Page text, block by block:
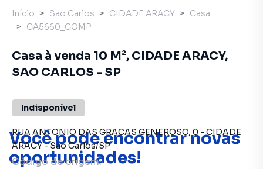
Você pode encontrar novas
oportunidades!
Início Sao Carlos CIDADE ARACY
Casa
CA5660_COMP
Casa à venda 10 M², CIDADE ARACY,
SAO CARLOS - SP
Indisponível
RUA ANTONIO DAS GRACAS GENEROSO, 0 - CIDADE
ARACY-Sao Carlos/SP
Código de origem: